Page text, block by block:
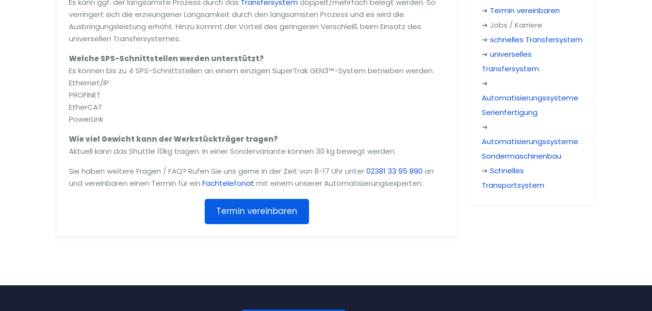
Es kann ggf. der langsamste Prozess durch das Transfersystem doppelt/mehrfach belegt werden. So
verringert sich die erzwungener Langsamkeit durch den langsamsten Prozess und es wird die
Ausbringungsleistung erhöht. Hinzu kommt der Vorteil des geringeren Verschleiß beim Einsatz des
universellen Transfersystemes.
Welche SPS-Schnittstellen werden unterstützt?
Es können bis zu 4 SPS-Schnittstellen an einem einzigen SuperTrak GEN3™-System betrieben werden.
Ethernet/IP
PROFINET
EtherCAT
PowerLink
Wie viel Gewicht kann der Werkstückträger tragen?
Aktuell kann das Shuttle 10kg tragen. In einer Sondervariante können 30 kg bewegt werden.
Sie haben weitere Fragen / FAQ? Rufen Sie uns gerne in der Zeit von 8-17 Uhr unter02381 33 95 890 an
und vereinbaren einen Termin für ein Fachtelefonat mit einem unserer Automatisierungsexperten.
Termin vereinbaren
➜ Termin vereinbaren
➜ Jobs / Karriere
➜ schnelles Transfersystem
➜ universelles
Transfersystem
➜
Automatisierungssysteme
Serienfertigung
➜
Automatisierungssysteme
Sondermaschinenbau
➜ Schnelles
Transportsystem